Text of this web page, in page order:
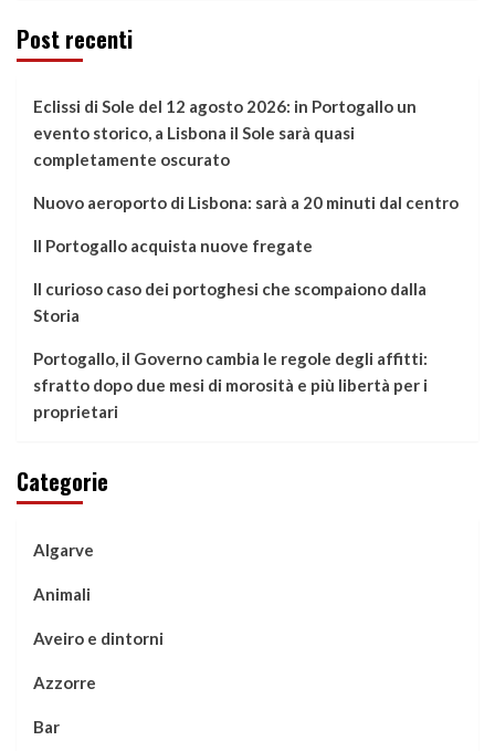
Post recenti
Eclissi di Sole del 12 agosto 2026: in Portogallo un
evento storico, a Lisbona il Sole sarà quasi
completamente oscurato
Nuovo aeroporto di Lisbona: sarà a 20 minuti dal centro
Il Portogallo acquista nuove fregate
Il curioso caso dei portoghesi che scompaiono dalla
Storia
Portogallo, il Governo cambia le regole degli affitti:
sfratto dopo due mesi di morosità e più libertà per i
proprietari
Categorie
Algarve
Animali
Aveiro e dintorni
Azzorre
Bar